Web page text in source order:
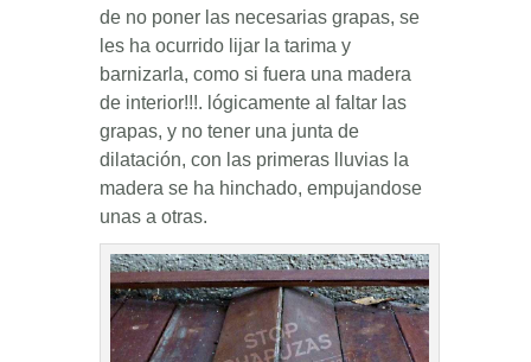
de no poner las necesarias grapas, se
les ha ocurrido lijar la tarima y
barnizarla, como si fuera una madera
de interior!!!. lógicamente al faltar las
grapas, y no tener una junta de
dilatación, con las primeras lluvias la
madera se ha hinchado, empujandose
unas a otras.